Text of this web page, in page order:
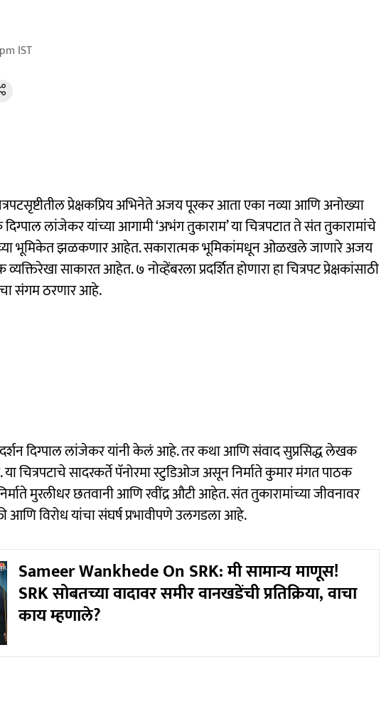
IST
प्रेक्षकप्रिय अभिनेते अजय पूरकर आता एका नव्या आणि अनोख्या
लांजेकर यांच्या आगामी ‘अभंग तुकाराम’ या चित्रपटात ते संत तुकारामांचे
भूमिकेत झळकणार आहेत. सकारात्मक भूमिकांमधून ओळखले जाणारे अजय
साकारत आहेत. ७ नोव्हेंबरला प्रदर्शित होणारा हा चित्रपट प्रेक्षकांसाठी
संगम ठरणार आहे.
दिग्पाल लांजेकर यांनी केलं आहे. तर कथा आणि संवाद सुप्रसिद्ध लेखक
चित्रपटाचे सादरकर्ते पॅनोरमा स्टुडिओज असून निर्माते कुमार मंगत पाठक
मुरलीधर छतवानी आणि रवींद्र औटी आहेत. संत तुकारामांच्या जीवनावर
विरोध यांचा संघर्ष प्रभावीपणे उलगडला आहे.
Sameer Wankhede On SRK: मी सामान्य माणूस!
SRK सोबतच्या वादावर समीर वानखडेंची प्रतिक्रिया, वाचा
काय म्हणाले?